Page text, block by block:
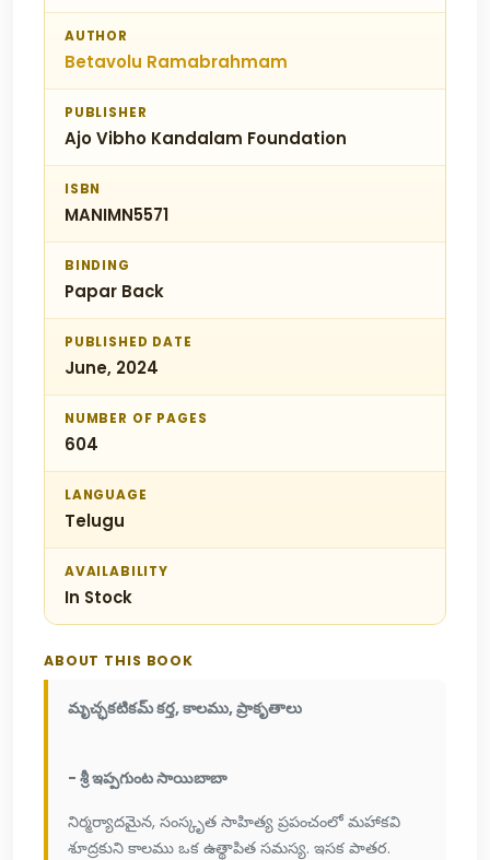
AUTHOR
Betavolu Ramabrahmam
PUBLISHER
Ajo Vibho Kandalam Foundation
ISBN
MANIMN5571
BINDING
Papar Back
PUBLISHED DATE
June, 2024
NUMBER OF PAGES
604
LANGUAGE
Telugu
AVAILABILITY
In Stock
ABOUT THIS BOOK
మృచ్ఛకటికమ్ కర్త, కాలము, ప్రాకృతాలు
- శ్రీ ఇప్పగుంట సాయిబాబా
నిర్మర్యాదమైన, సంస్కృత సాహిత్య ప్రపంచంలో మహాకవి
శూద్రకుని కాలము ఒక ఉత్థాపిత సమస్య. ఇసక పాతర.